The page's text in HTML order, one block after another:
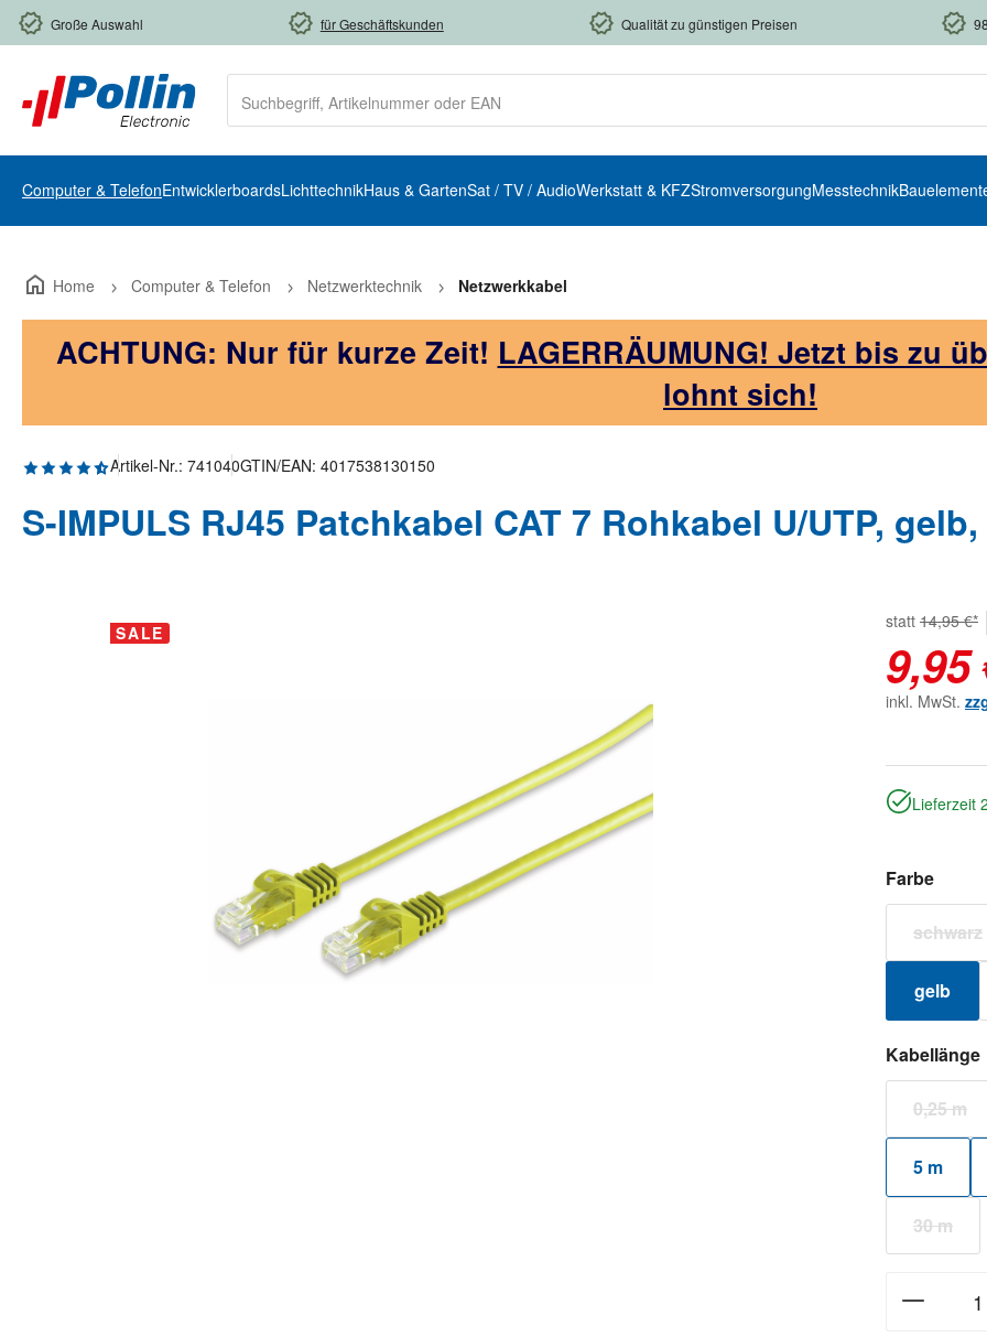
Hauptinhalt springen
Zur Suche springen
Zur Hauptnavigation springen
Große Auswahl für Geschäftskunden Qualität zu günstigen Preisen
Computer & TelefonEntwicklerboardsLichttechnikHaus & GartenSat / TV / AudioWerkstatt & KFZStromversorgungMesstechnik
Home Computer & Telefon Netzwerktechnik Netzwerkkabel
ACHTUNG: Nur für kurze Zeit! LAGERRÄUMUNG! Jetzt bis zu
lohnt sich!
Durchschnittliche Bewertung von 4.92 von 5 Sternen
Artikel-Nr.: 741040GTIN/EAN: 4017538130150
S-IMPULS RJ45 Patchkabel CAT 7 Rohkabel U/UTP,
Bildergalerie überspringen
SALE
statt 14,95 €*
9,95
inkl. MwSt.
Lieferzeit
Farbe
schwarz
gelb
Kabellänge
0,25 m
5 m
30 m(Diese